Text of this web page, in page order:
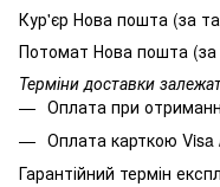
Кур'єр Нова пошта (за
Потомат Нова пошта (за
Терміни доставки
Оплата при
Оплата карткою
Гарантійний термін